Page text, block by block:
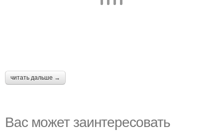
читать дальше →
Вас может заинтересовать